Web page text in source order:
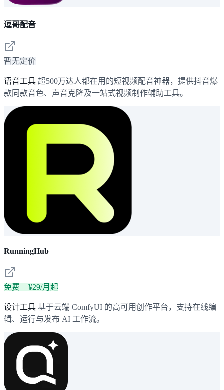
逗哥配音
暂无定价
语音工具 超500万达人都在用的短视频配音神器，提供抖音爆
款同款音色、声音克隆及一站式视频制作辅助工具。
RunningHub
免费 + ¥29/月起
设计工具 基于云端 ComfyUI 的高可用创作平台，支持在线编
辑、运行与发布 AI 工作流。